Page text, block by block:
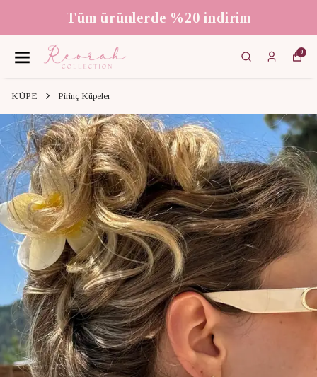
Tüm ürünlerde %20 indirim
0
KÜPE Pirinç Küpeler